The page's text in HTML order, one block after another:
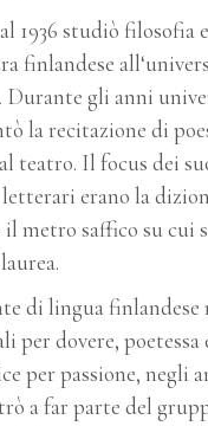
1936 studiò filosofia e
finlandese
. Durante gli anni
la recitazione di
teatro. Il focus dei
erano la
il metro saffico su cui
di lingua finlandese
per dovere, poetessa
per passione, negli
a far parte del